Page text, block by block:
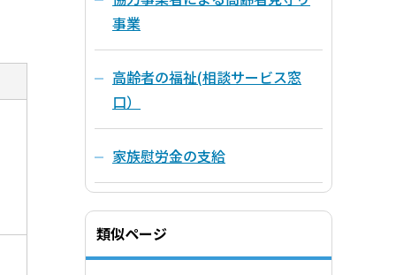
事業
高齢者の福祉(相談サービス窓
口）
家族慰労金の支給
類似ページ